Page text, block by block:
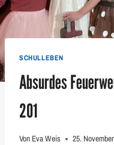
SCHULLEBEN
Absurdes
201
Von Eva Weis 25.